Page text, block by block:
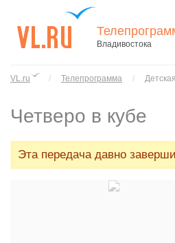
города
Владивостока
Владивостока
VL.ru / Телепрограмма /
Четверо в кубе
Эта передача давно